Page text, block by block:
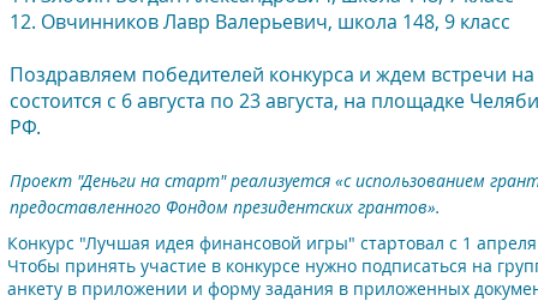
12. Овчинников Лавр Валерьевич, школа 148, 9 класс
Поздравляем победителей конкурса и ждем встречи
состоится с 6 августа по 23 августа, на площадке
РФ.
Проект "Деньги на старт" реализуется «с использованием
предоставленного Фондом президентских грантов».
Конкурс "Лучшая идея финансовой игры" стартовал с 1
Чтобы принять участие в конкурсе нужно подписаться на
анкету в приложении и форму задания в приложенных